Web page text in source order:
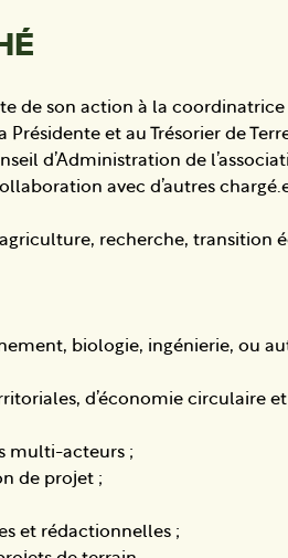
de son action à la coordinatrice
et au Trésorier de
d’Administration de
avec d’autres
recherche, transition
biologie, ingénierie, ou
d’économie circulaire
multi-acteurs ;
de projet ;
et rédactionnelles ;